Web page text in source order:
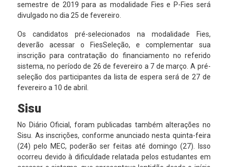
semestre de 2019 para as modalidade Fies e P-Fies será
divulgado no dia 25 de fevereiro.
Os candidatos pré-selecionados na modalidade Fies,
deverão acessar o FiesSeleção, e complementar sua
inscrição para contratação do financiamento no referido
sistema, no período de 26 de fevereiro a 7 de março. A pré-
seleção dos participantes da lista de espera será de 27 de
fevereiro a 10 de abril.
Sisu
No Diário Oficial, foram publicadas também alterações no
Sisu. As inscrições, conforme anunciado nesta quinta-feira
(24) pelo MEC, poderão ser feitas até domingo (27). Isso
ocorreu devido à dificuldade relatada pelos estudantes em